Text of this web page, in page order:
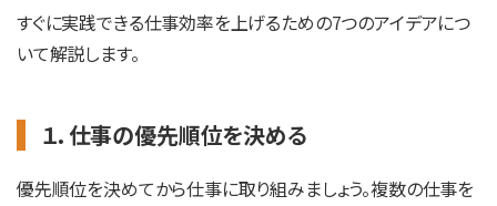
すぐに実践できる仕事効率を上げるための7つのアイデアにつ
いて解説します。
１．仕事の優先順位を決める
優先順位を決めてから仕事に取り組みましょう。複数の仕事を